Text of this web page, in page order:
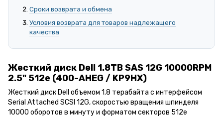
Сроки возврата и обмена
Условия возврата для товаров надлежащего
качества
Жесткий диск Dell 1.8TB SAS 12G 10000RPM
2.5" 512e (400-AHEG / KP9HX)
Жесткий диск Dell объемом 1.8 терабайта с интерфейсом
Serial Attached SCSI 12G, скоростью вращения шпинделя
10000 оборотов в минуту и форматом секторов 512e